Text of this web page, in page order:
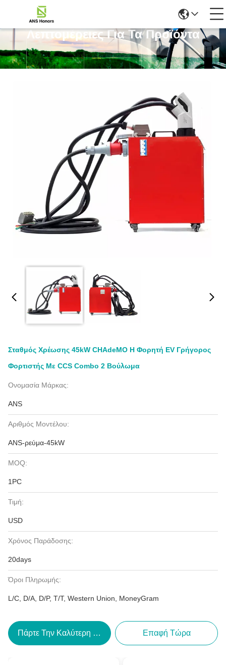
Λεπτομέρειες Για Τα Προϊόντα
Σταθμός Χρέωσης 45kW CHAdeMO Η Φορητή EV Γρήγορος
Φορτιστής Με CCS Combo 2 Βούλωμα
Ονομασία Μάρκας:
ANS
Αριθμός Μοντέλου:
ANS-ρεύμα-45kW
MOQ:
1PC
Τιμή:
USD
Χρόνος Παράδοσης:
20days
Όροι Πληρωμής:
L/C, D/A, D/P, T/T, Western Union, MoneyGram
Πάρτε Την Καλύτερη Τιμή Επαφή Τώρα